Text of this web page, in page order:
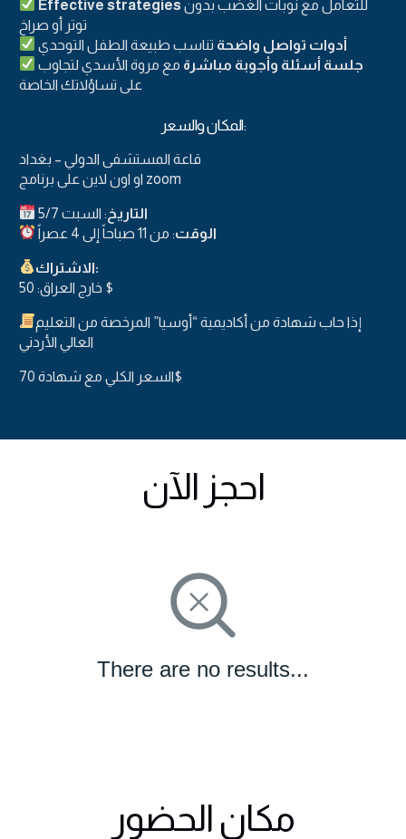
Effective strategies للتعامل مع نوبات الغضب بدون
توتر أو صراخ
أدوات تواصل واضحة تناسب طبيعة الطفل التوحدي
جلسة أسئلة وأجوبة مباشرة مع مروة الأسدي لتجاوب
على تساؤلاتك الخاصة
المكان والسعر:
قاعة المستشفى الدولي – بغداد
او اون لاين على برنامج zoom
التاريخ : السبت 5/7
الوقت: من 11 صباحاً إلى 4 عصراً
الاشتراك:
خارج العراق: 50 $
إذا حاب شهادة من أكاديمية “أوسيا” المرخصة من التعليم
العالي الأردني
السعر الكلي مع شهادة 70$
احجز الآن
There are no results...
مكان الحضور